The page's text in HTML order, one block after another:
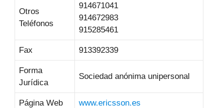
Otros
Teléfonos
914671041
914672983
915285461
Fax 913392339
Forma
Jurídica
Sociedad anónima unipersonal
Página Web www.ericsson.es